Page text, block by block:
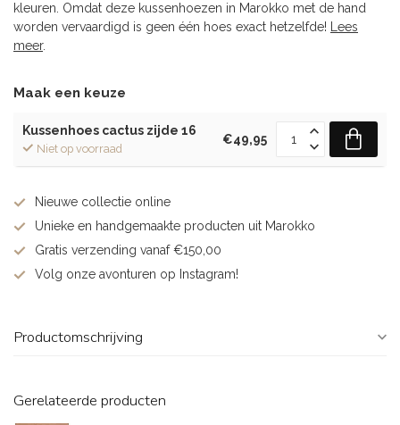
kleuren. Omdat deze kussenhoezen in Marokko met de hand
worden vervaardigd is geen één hoes exact hetzelfde! Lees
meer.
Maak een keuze
Kussenhoes cactus zijde 16
Niet op voorraad
€49,95
Nieuwe collectie online
Unieke en handgemaakte producten uit Marokko
Gratis verzending vanaf €150,00
Volg onze avonturen op Instagram!
Productomschrijving
Gerelateerde producten